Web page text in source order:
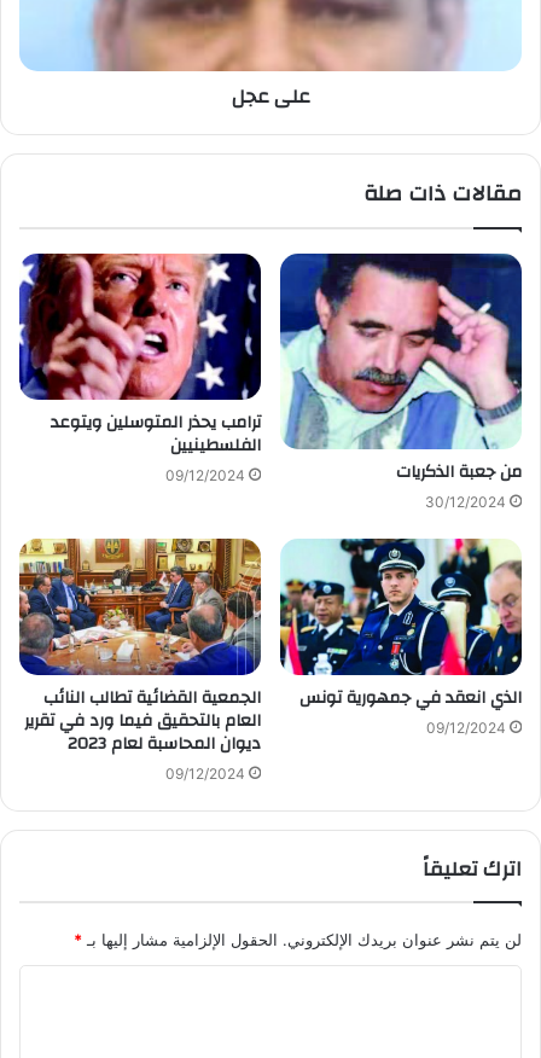
على عجل
مقالات ذات صلة
من جعبة الذكريات
30/12/2024
ترامب يحذر المتوسلين ويتوعد
الفلسطينيين
09/12/2024
الذي انعقد في جمهورية تونس
09/12/2024
الجمعية القضائية تطالب النائب
العام بالتحقيق فيما ورد في تقرير
ديوان المحاسبة لعام 2023
09/12/2024
اترك تعليقاً
لن يتم نشر عنوان بريدك الإلكتروني. الحقول الإلزامية مشار إليها بـ *